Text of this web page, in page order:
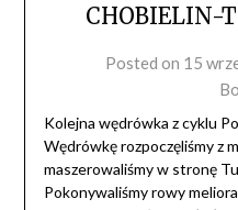
CHOBIELIN-
Posted on 15
Kolejna wędrówka z cyklu
Wędrówkę rozpoczęliśmy z
maszerowaliśmy w stronę
Pokonywaliśmy rowy